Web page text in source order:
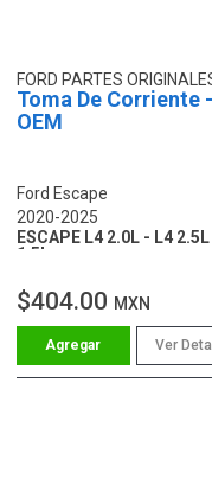
FORD PARTES
Toma De Corriente -
OEM
Ford Escape
2020-2025
ESCAPE L4 2.0L - L4
1.5L
$404.00 MXN
Ver